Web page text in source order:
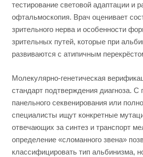
тестирование световой адаптации и
офтальмоскопия. Врач оценивает
зрительного нерва и особенности
зрительных путей, которые при
развиваются с атипичным
Молекулярно-генетическая
стандарт подтверждения диагноза.
панельного секвенирования или
специалисты ищут конкретные
отвечающих за синтез и транспорт
определение «сломанного звена»
классифицировать тип альбинизма,